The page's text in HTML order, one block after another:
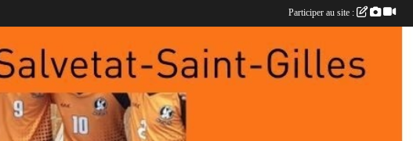
Participer au site :